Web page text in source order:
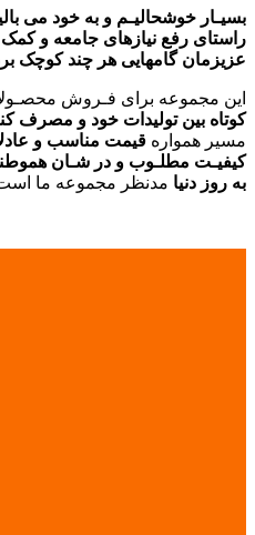
بسیـار خوشحالیـم و به خود می
راستای رفع نیازهای جامعه و
عزیزمان گامهایی هر چند کوچک
این مجموعه برای فـروش
کوتاه بین تولیدات خود و مصرف
مسیر همواره قیمت مناسب و
کیفیـت مطلـوب و در شـان
به روز دنیا مدنظر مجموعه ما